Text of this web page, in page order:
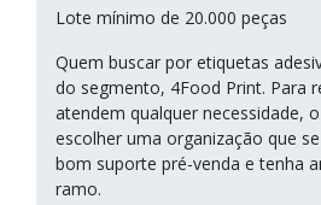
Lote mínimo de 20.000 peças
Quem buscar por etiquetas
do segmento, 4Food Print. Para
atendem qualquer necessidade,
escolher uma organização que
bom suporte pré-venda e tenha
ramo.